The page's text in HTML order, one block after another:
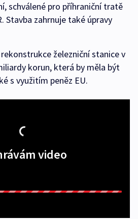
schválené pro příhraniční tratě
Stavba zahrnuje také úpravy
železniční stanice v
korun, která by měla být
s využitím peněz EU.
video